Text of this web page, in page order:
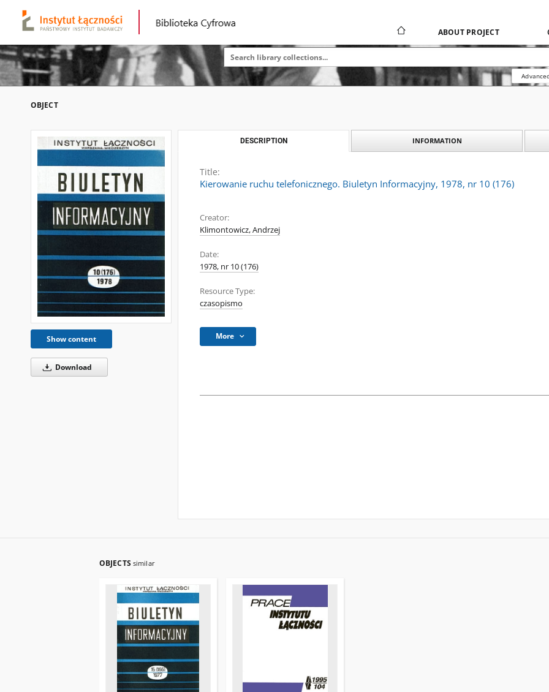
ABOUT PROJECT
OBJECT
Show content
Download
DESCRIPTION INFORMATION
Title:
Kierowanie ruchu telefonicznego. Biuletyn Informacyjny, 1978, nr 10 (176)
Creator:
Klimontowicz, Andrzej
Date:
1978, nr 10 (176)
Resource Type:
czasopismo
More
OBJECTS similar